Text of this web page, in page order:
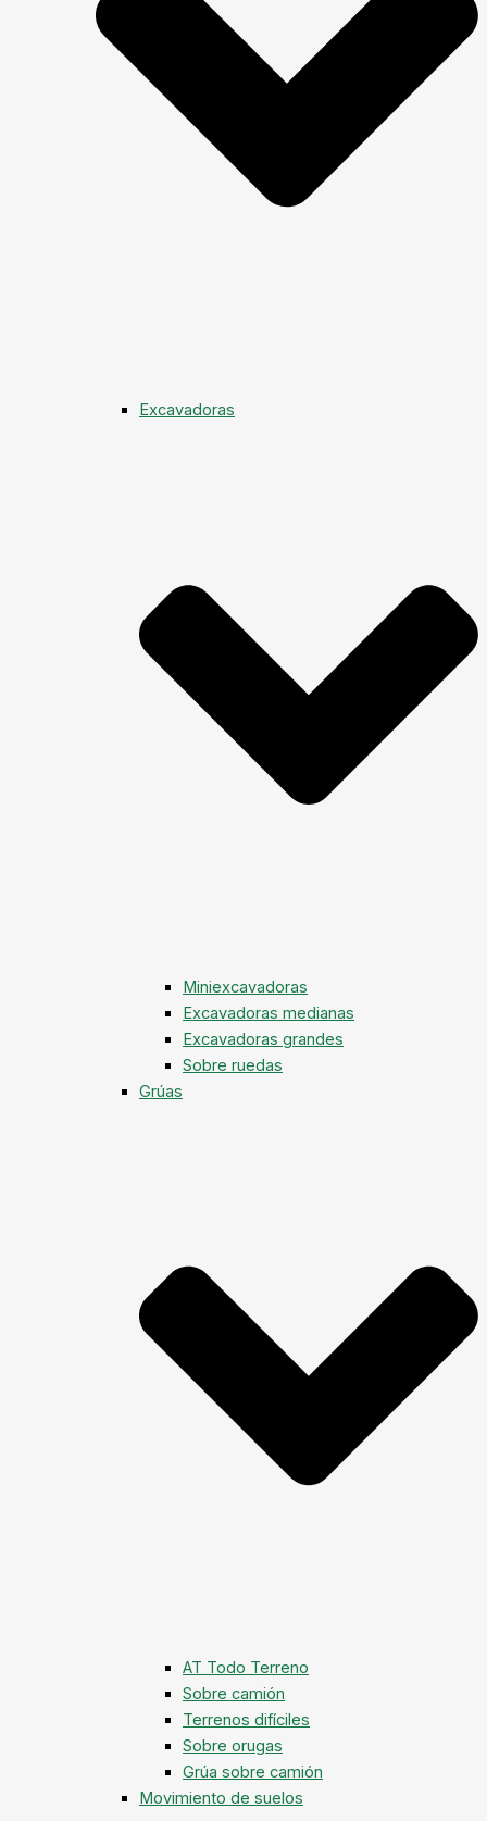
Excavadoras
Miniexcavadoras
Excavadoras medianas
Excavadoras grandes
Sobre ruedas
Grúas
AT Todo Terreno
Sobre camión
Terrenos difíciles
Sobre orugas
Grúa sobre camión
Movimiento de suelos